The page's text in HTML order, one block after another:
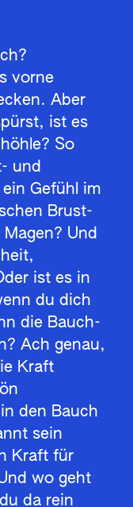
vorne
Aber
ist es
So
und
Gefühl im
Brust-
Und
ist es in
du dich
die Bauch-
Ach genau,
Kraft
den Bauch
sein
Kraft für
wo geht
da rein